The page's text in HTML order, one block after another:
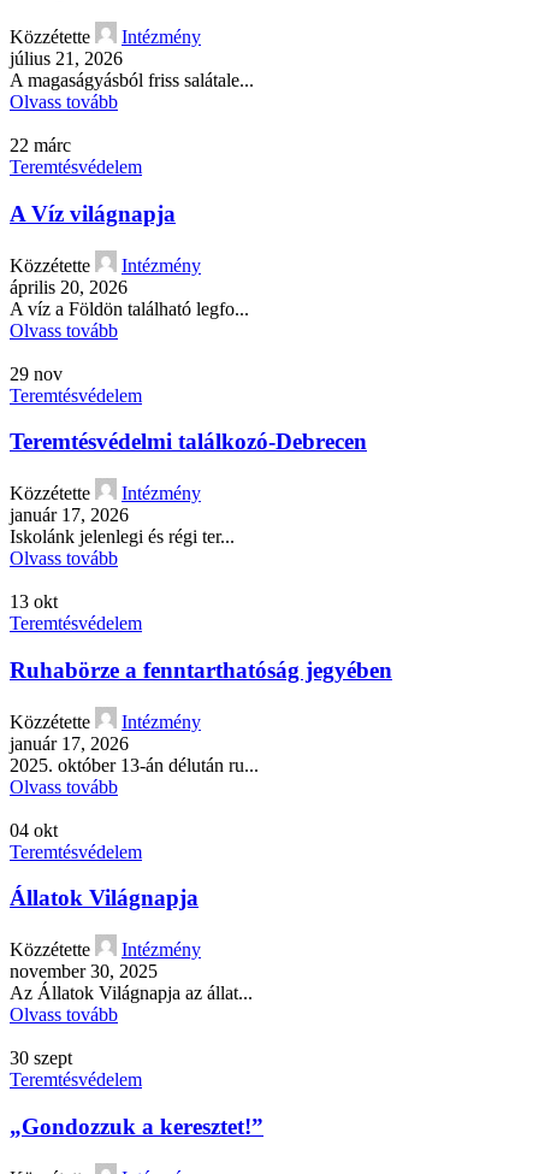
Közzétette
Intézmény
július 21, 2026
A magaságyásból friss salátale...
Olvass tovább
22 márc
Teremtésvédelem
A Víz világnapja
Közzétette
Intézmény
április 20, 2026
A víz a Földön található legfo...
Olvass tovább
29 nov
Teremtésvédelem
Teremtésvédelmi találkozó-Debrecen
Közzétette
Intézmény
január 17, 2026
Iskolánk jelenlegi és régi ter...
Olvass tovább
13 okt
Teremtésvédelem
Ruhabörze a fenntarthatóság jegyében
Közzétette
Intézmény
január 17, 2026
2025. október 13-án délután ru...
Olvass tovább
04 okt
Teremtésvédelem
Állatok Világnapja
Közzétette
Intézmény
november 30, 2025
Az Állatok Világnapja az állat...
Olvass tovább
30 szept
Teremtésvédelem
„Gondozzuk a keresztet!”